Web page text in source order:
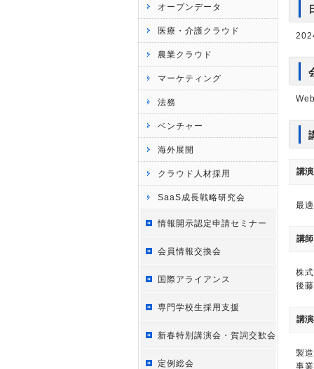
オープンデータ
医療・介護クラウド
農業クラウド
マーケティング
法務
ベンチャー
海外展開
クラウド人材採用
SaaS成長戦略研究会
情報開示認定申請セミナー
会員情報交換会
国際アライアンス
専門学校生採用支援
新春特別講演会・賀詞交歓会
定例総会
講
最
講師
株
後
講
製
事